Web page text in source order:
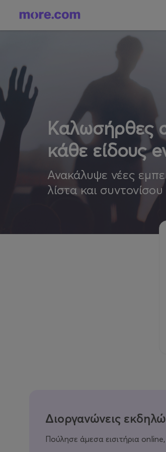
Καλωσήρθες
κάθε είδους
Ανακάλυψε νέες
λίστα και
Διοργανώνεις
Πούλησε άμεσα εισιτήρια